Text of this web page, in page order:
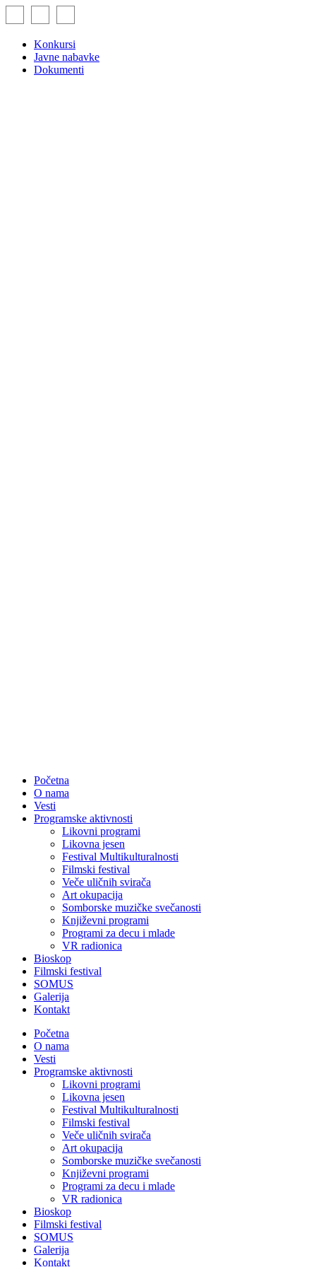
to
Konkursi
Javne nabavke
Dokumenti
Početna
O nama
Vesti
Programske aktivnosti
Likovni programi
Likovna jesen
Festival Multikulturalnosti
Filmski festival
Veče uličnih svirača
Art okupacija
Somborske muzičke svečanosti
Književni programi
Programi za decu i mlade
VR radionica
Bioskop
Filmski festival
SOMUS
Galerija
Kontakt
Početna
O nama
Vesti
Programske aktivnosti
Likovni programi
Likovna jesen
Festival Multikulturalnosti
Filmski festival
Veče uličnih svirača
Art okupacija
Somborske muzičke svečanosti
Književni programi
Programi za decu i mlade
VR radionica
Bioskop
Filmski festival
SOMUS
Galerija
Kontakt